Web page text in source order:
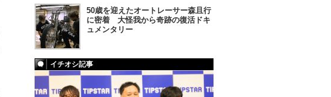
50歳を迎えたオートレーサー森且行
に密着 大怪我から奇跡の復活ドキ
ュメンタリー
イチオシ記事